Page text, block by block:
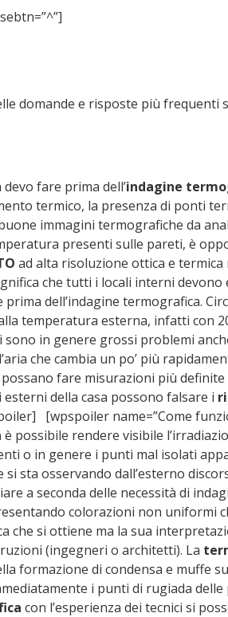
domande e risposte più frequenti
fare prima dell’indagine
termico, la presenza di ponti
immagini termografiche da
presenti sulle pareti, è
ad alta risoluzione ottica e
che tutti i locali interni
dell’indagine termografica.
temperatura esterna, infatti con
sono in genere grossi problemi
che cambia un po’ più
fare misurazioni più
della casa possono falsare i
[wpspoiler name=”Come
è possibile rendere visibile
o in genere i punti mal isolati
si sta osservando dall’esterno
a seconda delle necessità di
colorazioni non uniformi
che si ottiene ma la sua
(ingegneri o architetti). La
formazione di condensa e muffe
i punti di rugiada
con l’esperienza dei tecnici si